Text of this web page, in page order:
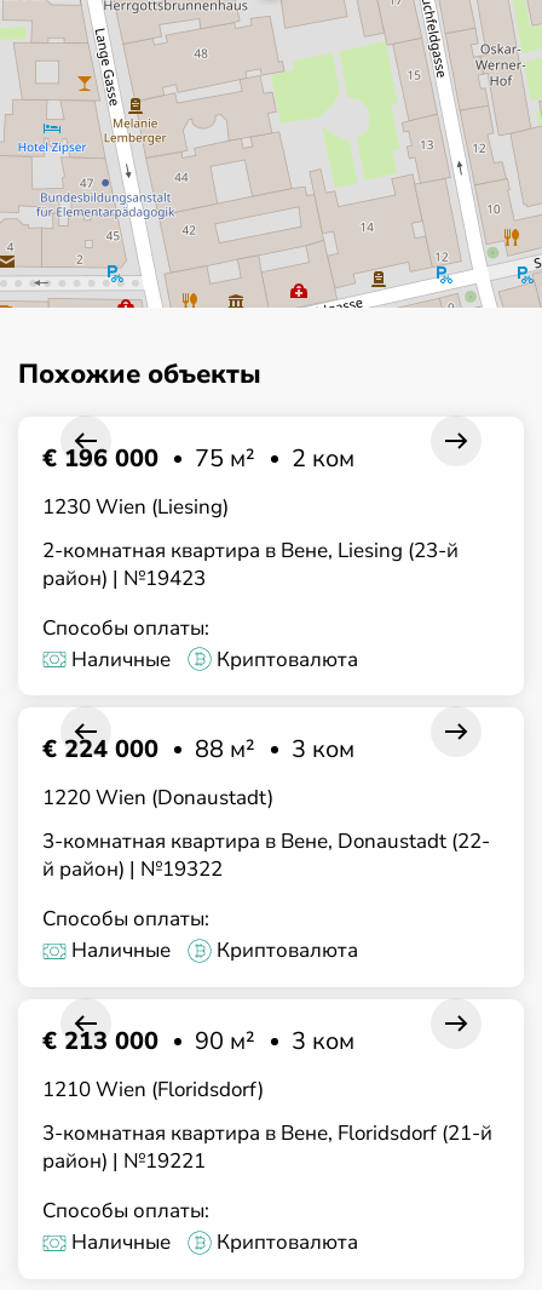
Похожие объекты
2-комнатная квартира в Вене, Liesing (23-й
район) | №19423
€ 196 000 75 м² 2 ком
1230 Wien (Liesing)
Способы оплаты:
Наличные
Криптовалюта
3-комнатная квартира в Вене, Donaustadt (22-
й район) | №19322
€ 224 000 88 м² 3 ком
1220 Wien (Donaustadt)
Способы оплаты:
Наличные
Криптовалюта
3-комнатная квартира в Вене, Floridsdorf (21-й
район) | №19221
€ 213 000 90 м² 3 ком
1210 Wien (Floridsdorf)
Способы оплаты:
Наличные
Криптовалюта